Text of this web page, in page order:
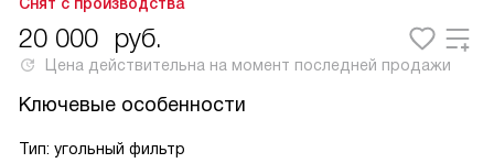
20 000 руб.
Цена действительна на момент последней продажи
Ключевые особенности
Тип: угольный фильтр